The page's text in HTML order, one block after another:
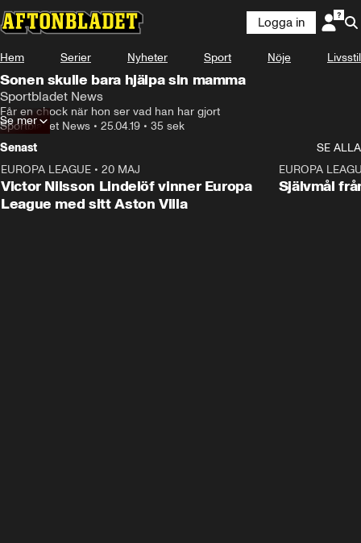
Logga in
Hem Serier Nyheter Sport Nöje Livsstil
Sonen skulle bara hjälpa sin mamma
Sportbladet News
Får en chock när hon ser vad han har gjort
Sportbladet News • 25.04.19 • 35 sek
Se mer
Senast
SE ALLA
EUROPA LEAGUE • 20 MAJ
Victor Nilsson Lindelöf vinner Europa
League med sitt Aston Villa
EUROPA
Självmål